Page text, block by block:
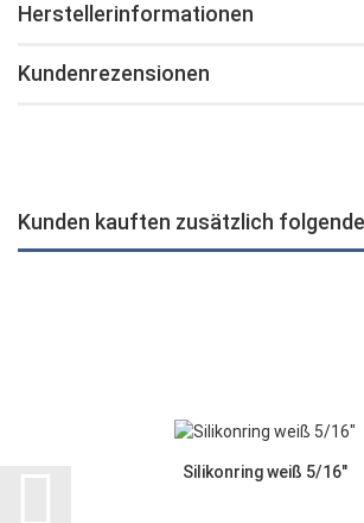
Herstellerinformationen
Kundenrezensionen
Kunden kauften zusätzlich
Silikonring weiß 5/16"